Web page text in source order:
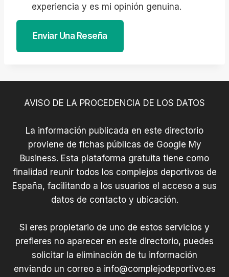
experiencia y es mi opinión genuina.
Enviar Una Reseña
AVISO DE LA PROCEDENCIA DE LOS DATOS
La información publicada en este directorio
proviene de fichas públicas de Google My
Business. Esta plataforma gratuita tiene como
finalidad reunir todos los complejos deportivos de
España, facilitando a los usuarios el acceso a sus
datos de contacto y ubicación.
Si eres propietario de uno de estos servicios y
prefieres no aparecer en este directorio, puedes
solicitar la eliminación de tu información
enviando un correo a info@complejodeportivo.es